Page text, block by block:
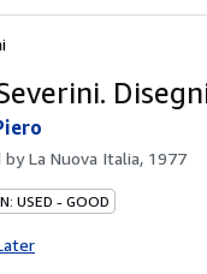
byLa Nuova Italia, 1977
USED - GOOD